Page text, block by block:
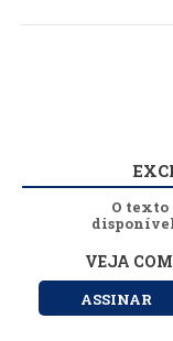
O texto
disponível
VEJA
ASSINAR